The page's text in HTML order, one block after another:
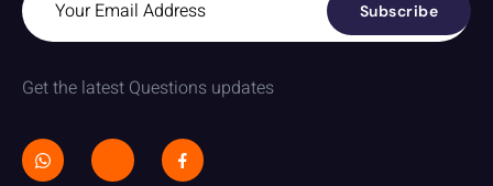
Subscribe
Get the latest Questions updates